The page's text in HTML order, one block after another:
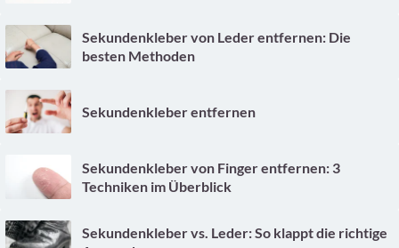
Sekundenkleber von Leder entfernen: Die
besten Methoden
Sekundenkleber entfernen
Sekundenkleber von Finger entfernen: 3
Techniken im Überblick
Sekundenkleber vs. Leder: So klappt die richtige